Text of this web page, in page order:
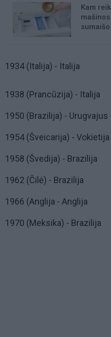
Kam
sumaišo
1934 (Italija) - Italija
1938 (Prancūzija) - Italija
1950 (Brazilija) - Urugvajus
1954 (Šveicarija) - Vokietija
1958 (Švedija) - Brazilija
1962 (Čilė) - Brazilija
1966 (Anglija - Anglija
1970 (Meksika) - Brazilija